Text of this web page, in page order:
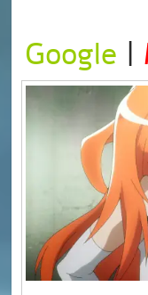
Google |